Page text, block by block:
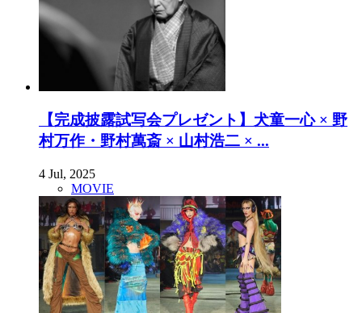
【完成披露試写会プレゼント】犬童一心 × 野
村万作・野村萬斎 × 山村浩二 × ...
4 Jul, 2025
MOVIE